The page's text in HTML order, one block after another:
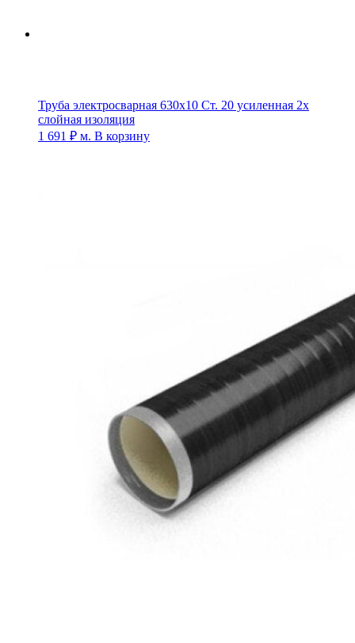
Труба электросварная 630х10 Ст. 20 усиленная 2х
слойная изоляция
1 691 ₽ м. В корзину